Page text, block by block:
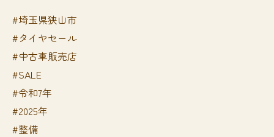
#埼玉県狭山市
#タイヤセール
#中古車販売店
#SALE
#令和7年
#2025年
#整備